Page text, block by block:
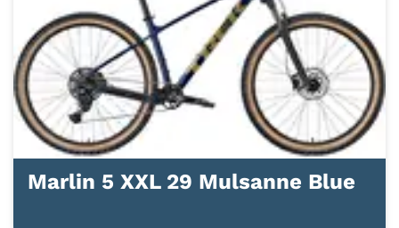
Marlin 5 XXL 29 Mulsanne Blue